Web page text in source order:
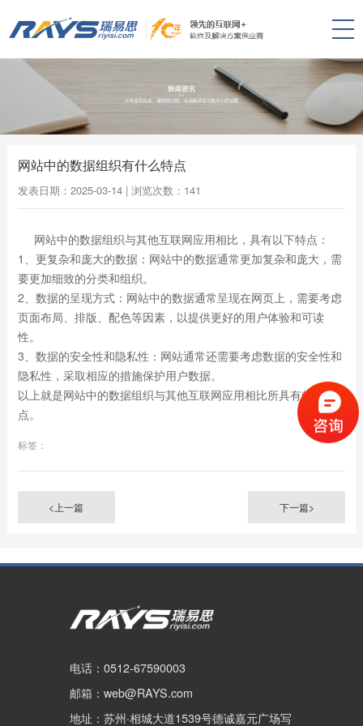
网站中的数据组织有什么特点
发表日期：2025-03-14 | 浏览次数： 141
网站中的数据组织与其他互联网应用相比，具有以下特点：
1、 更复杂和庞大的数据：网站中的数据通常更加复杂和庞大，需
要更加细致的分类和组织。
2、 数据的呈现方式：网站中的数据通常呈现在网页上，需要考虑
页面布局、排版、配色等因素，以提供更好的用户体验和可读
性。
3、 数据的安全性和隐私性 ：网站通常还需要考虑数据的安全性和
隐私性，采取相应的措施保护用户数据。
以上就是网站中的数据组织与其他互联网应用相比所具有的特
点。
标签：
<上一篇 下一篇>
电话：0512-67590003
邮箱：web@RAYS.com
地址：苏州·相城大道1539号德诚嘉元广场写